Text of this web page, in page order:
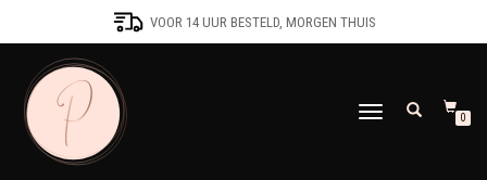
VOOR 14 UUR BESTELD, MORGEN THUIS
SCHAKEL
0